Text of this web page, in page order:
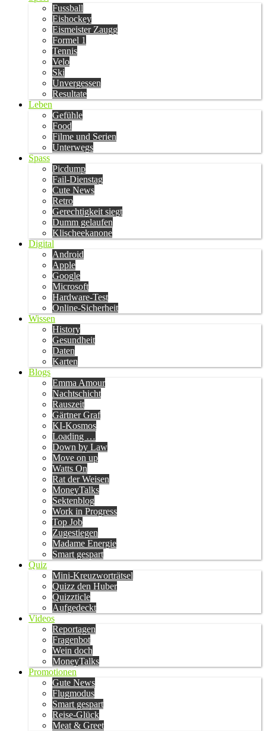
Fussball
Eishockey
Eismeister Zaugg
Formel 1
Tennis
Velo
Ski
Unvergessen
Resultate
Leben
Gefühle
Food
Filme und Serien
Unterwegs
Spass
Picdump
Fail-Dienstag
Cute News
Retro
Gerechtigkeit siegt
Dumm gelaufen
Klischeekanone
Digital
Android
Apple
Google
Microsoft
Hardware-Test
Online-Sicherheit
Wissen
History
Gesundheit
Daten
Karten
Blogs
Emma Amour
Nachtschicht
Rauszeit
Gärtner Graf
KI-Kosmos
Loading …
Down by Law
Move on up
Watts On
Rat der Weisen
MoneyTalks
Sektenblog
Work in Progress
Top Job
Zugestiegen
Madame Energie
Smart gespart
Quiz
Mini-Kreuzworträtsel
Quizz den Huber
Quizzticle
Aufgedeckt
Videos
Reportagen
Fragenbot
Wein doch
MoneyTalks
Promotionen
Gute News
Flugmodus
Smart gespart
Reise-Glück
Meat & Greet